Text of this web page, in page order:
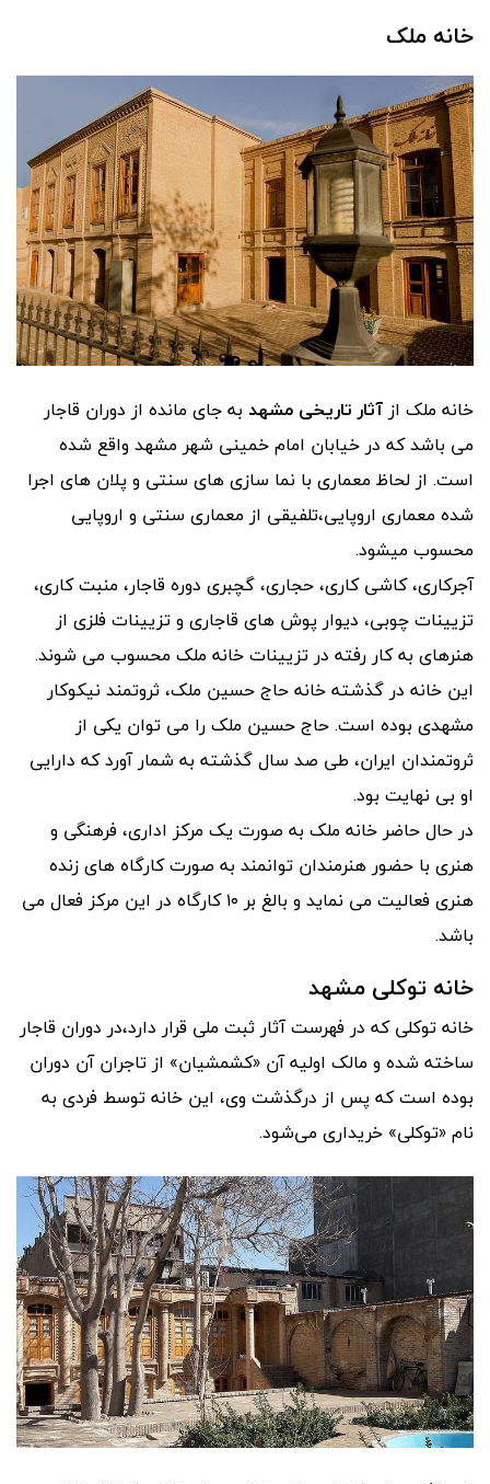
خانه ملک
خانه ملک ازآثار تاریخی مشهد به جای مانده از دوران قاجار
می باشد که در خیابان امام خمینی شهر مشهد واقع شده
است. از لحاظ معماری با نما سازی های سنتی و پلان های اجرا
شده معماری اروپایی،تلفیقی از معماری سنتی و اروپایی
محسوب میشود.
آجرکاری، کاشی کاری، حجاری، گچبری دوره قاجار، منبت کاری،
تزیینات چوبی، دیوار پوش های قاجاری و تزیینات فلزی از
هنرهای به کار رفته در تزیینات خانه ملک محسوب می شوند.
این خانه در گذشته خانه حاج حسین ملک، ثروتمند نیکوکار
مشهدی بوده است. حاج حسین ملک را می توان یکی از
ثروتمندان ایران، طی صد سال گذشته به شمار آورد که دارایی
او بی نهایت بود.
در حال حاضر خانه ملک به صورت یک مرکز اداری، فرهنگی و
هنری با حضور هنرمندان توانمند به صورت کارگاه های زنده
هنری فعالیت می نماید و بالغ بر ۱۰ کارگاه در این مرکز فعال می
باشد.
خانه توکلی مشهد
خانه توکلی که در فهرست آثار ثبت ملی قرار دارد،در دوران قاجار
ساخته شده و مالک اولیه آن «کشمشیان» از تاجران آن دوران
بوده است که پس از درگذشت وی، این خانه توسط فردی به
نام «توکلی» خریداری می‌شود.